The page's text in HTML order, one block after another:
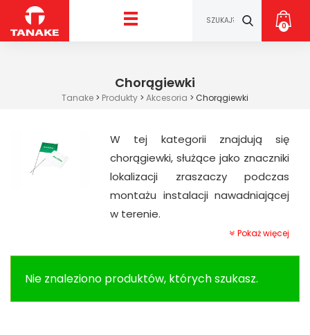
0
Chorągiewki
Tanake > Produkty > Akcesoria > Chorągiewki
W tej kategorii znajdują się
chorągiewki, służące jako znaczniki
lokalizacji zraszaczy podczas
montażu instalacji nawadniającej
w terenie.
Pokaż więcej
Nie znaleziono produktów, których szukasz.